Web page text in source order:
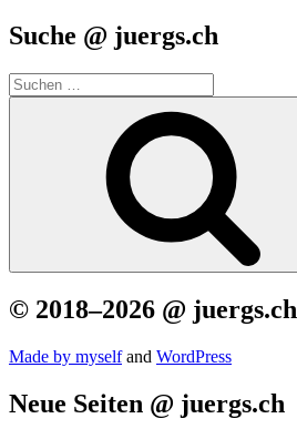
Suche @ juergs.ch
Suchen
nach:
© 2018–2026 @ juergs.ch
Made by mys­elfand Word­Press
Neue Seiten @ juergs.ch